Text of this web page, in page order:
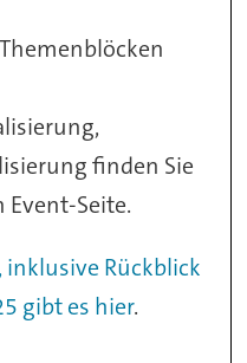
finden Sie
Seite.
Rückblick
gibt es hier.